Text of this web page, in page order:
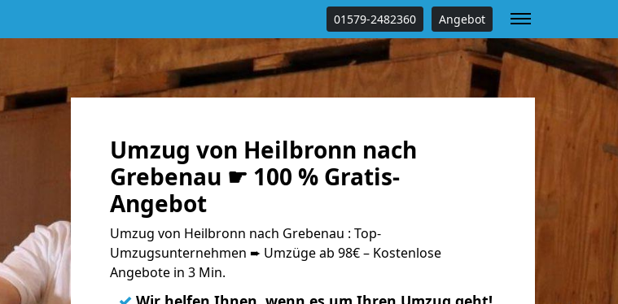
01579-2482360 Angebot
Umzug von Heilbronn nach
Grebenau ☛ 100 % Gratis-
Angebot
Umzug von Heilbronn nach Grebenau : Top-
Umzugsunternehmen ➨ Umzüge ab 98€ – Kostenlose
Angebote in 3 Min.